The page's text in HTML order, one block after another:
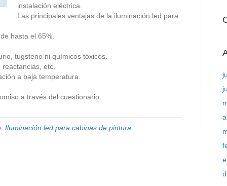
instalación eléctrica.
Las principales ventajas de la iluminación led para
hasta el 65%.
tugsteno ni químicos tóxicos.
etc.
a baja temperatura.
a través del cuestionario.
Iluminación led para cabinas de pintura